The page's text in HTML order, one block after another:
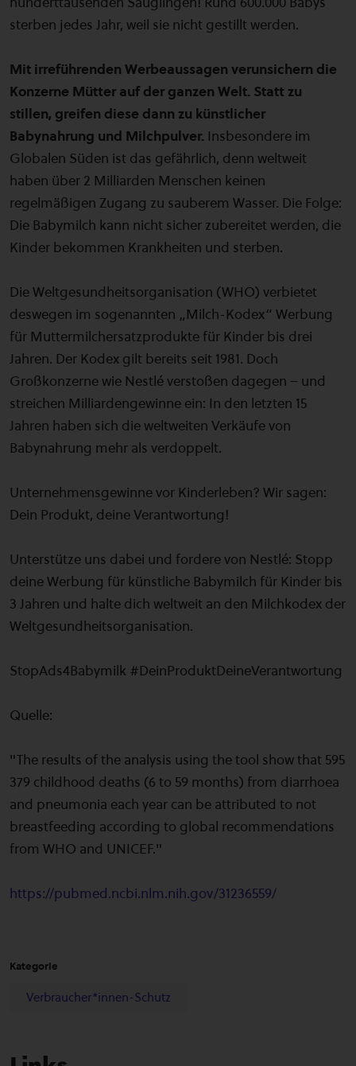
sterben jedes Jahr, weil sie nicht gestillt werden.
Mit irreführenden Werbeaussagen verunsichern die
Konzerne Mütter auf der ganzen Welt. Statt zu
stillen, greifen diese dann zu künstlicher
Babynahrung und Milchpulver. Insbesondere im
Globalen Süden ist das gefährlich, denn weltweit
haben über 2 Milliarden Menschen keinen
regelmäßigen Zugang zu sauberem Wasser. Die Folge:
Die Babymilch kann nicht sicher zubereitet werden, die
Kinder bekommen Krankheiten und sterben.
Die Weltgesundheitsorganisation (WHO) verbietet
deswegen im sogenannten „Milch-Kodex“ Werbung
für Muttermilchersatzprodukte für Kinder bis drei
Jahren. Der Kodex gilt bereits seit 1981. Doch
Großkonzerne wie Nestlé verstoßen dagegen – und
streichen Milliardengewinne ein: In den letzten 15
Jahren haben sich die weltweiten Verkäufe von
Babynahrung mehr als verdoppelt.
Unternehmensgewinne vor Kinderleben? Wir sagen:
Dein Produkt, deine Verantwortung!
Unterstütze uns dabei und fordere von Nestlé: Stopp
deine Werbung für künstliche Babymilch für Kinder bis
3 Jahren und halte dich weltweit an den Milchkodex der
Weltgesundheitsorganisation.
StopAds4Babymilk #DeinProduktDeineVerantwortung
Quelle:
"The results of the analysis using the tool show that 595
379 childhood deaths (6 to 59 months) from diarrhoea
and pneumonia each year can be attributed to not
breastfeeding according to global recommendations
from WHO and UNICEF."
https://pubmed.ncbi.nlm.nih.gov/31236559/
Kategorie
Verbraucher*innen-Schutz